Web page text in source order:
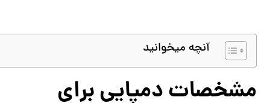
آنچه میخوانید
مشخصات دمپایی برای